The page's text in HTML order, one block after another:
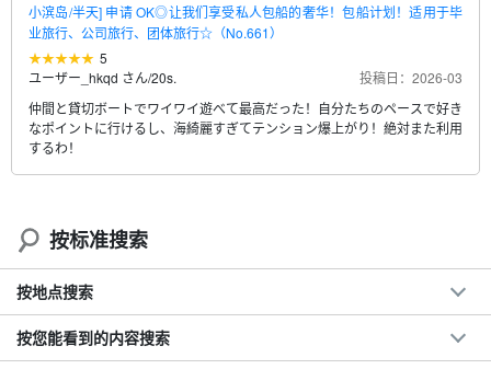
小滨岛/半天] 申请 OK◎让我们享受私人包船的奢华！包船计划！适用于毕
业旅行、公司旅行、团体旅行☆（No.661）
5
ユーザー_hkqd さん/20s.
投稿日：2026-03
仲間と貸切ボートでワイワイ遊べて最高だった！自分たちのペースで好き
なポイントに行けるし、海綺麗すぎてテンション爆上がり！絶対また利用
するわ！
按标准搜索
按地点搜索
按您能看到的内容搜索